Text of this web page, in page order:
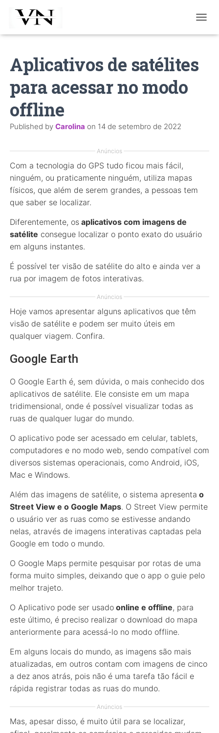
O
Aplicativos de satélites
para acessar no modo
offline
Published by Carolina on 14 de setembro de 2022
Anúncios
Com a tecnologia do GPS tudo ficou mais fácil,
ninguém, ou praticamente ninguém, utiliza mapas
físicos, que além de serem grandes, a pessoas tem
que saber se localizar.
Diferentemente, os aplicativos com imagens de
satélite consegue localizar o ponto exato do usuário
em alguns instantes.
É possível ter visão de satélite do alto e ainda ver a
rua por imagem de fotos interativas.
Anúncios
Hoje vamos apresentar alguns aplicativos que têm
visão de satélite e podem ser muito úteis em
qualquer viagem. Confira.
Google Earth
O Google Earth é, sem dúvida, o mais conhecido dos
aplicativos de satélite. Ele consiste em um mapa
tridimensional, onde é possível visualizar todas as
ruas de qualquer lugar do mundo.
O aplicativo pode ser acessado em celular, tablets,
computadores e no modo web, sendo compatível com
diversos sistemas operacionais, como Android, iOS,
Mac e Windows.
Além das imagens de satélite, o sistema apresenta o
Street View e o Google Maps. O Street View permite
o usuário ver as ruas como se estivesse andando
nelas, através de imagens interativas captadas pela
Google em todo o mundo.
O Google Maps permite pesquisar por rotas de uma
forma muito simples, deixando que o app o guie pelo
melhor trajeto.
O Aplicativo pode ser usado online e offline, para
este último, é preciso realizar o download do mapa
anteriormente para acessá-lo no modo offline.
Em alguns locais do mundo, as imagens são mais
atualizadas, em outros contam com imagens de cinco
a dez anos atrás, pois não é uma tarefa tão fácil e
rápida registrar todas as ruas do mundo.
Anúncios
Mas, apesar disso, é muito útil para se localizar,